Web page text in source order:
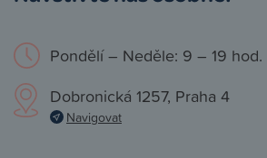
Pondělí – Neděle: 9 – 19 hod.
Dobronická 1257, Praha 4
Navigovat